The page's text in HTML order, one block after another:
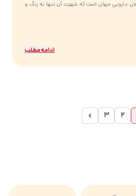
دارویی جهان است که شهرت آن تنها به رنگ و
ادامه مطلب
2
3